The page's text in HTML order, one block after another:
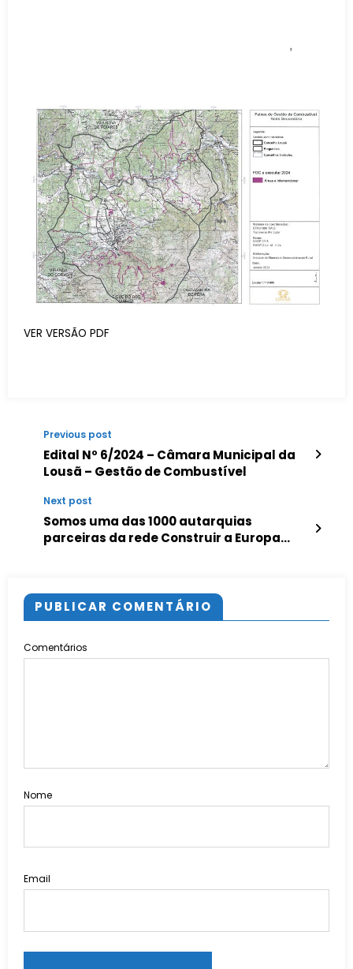
VER VERSÃO PDF
Previous post
Edital Nº 6/2024 – Câmara Municipal da
Lousã – Gestão de Combustível
Next post
Somos uma das 1000 autarquias
parceiras da rede Construir a Europa
PUBLICAR COMENTÁRIO
Comentários
Nome
Email